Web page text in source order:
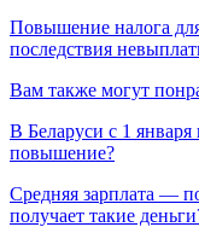
Повышение налога
последствия
Вам также могут
В Беларуси с 1 января
повышение?
Средняя зарплата —
получает такие